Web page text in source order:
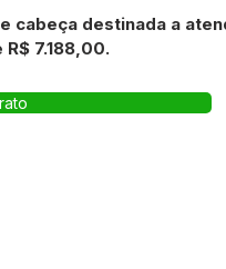
cabeça destinada a
7.188,00.